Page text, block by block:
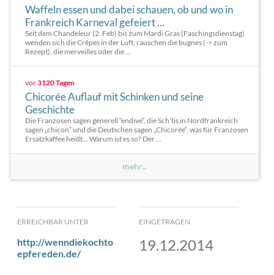
Waffeln essen und dabei schauen, ob und wo in
Frankreich Karneval gefeiert ...
Seit dem Chandeleur (2. Feb) bis zum Mardi Gras (Faschingsdienstag)
wenden sich die Crêpes in der Luft, rauschen die bugnes (-> zum
Rezept), die merveilles oder die ...
vor3120 Tagen
Chicorée Auflauf mit Schinken und seine
Geschichte
Die Franzosen sagen generell “endive”, die Sch’tis in Nordfrankreich
sagen „chicon“ und die Deutschen sagen „Chicorée“, was für Franzosen
Ersatzkaffee heißt… Warum ist es so? Der ...
mehr...
ERREICHBAR UNTER
http://wenndiekochto
epfereden.de/
EINGETRAGEN
19.12.2014